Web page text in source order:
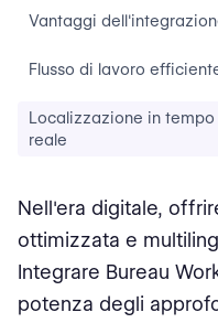
Vantaggi
Flusso di lavoro
Localizzazione in
reale
Nell'era digitale,
ottimizzata e
Integrare Bureau
potenza degli